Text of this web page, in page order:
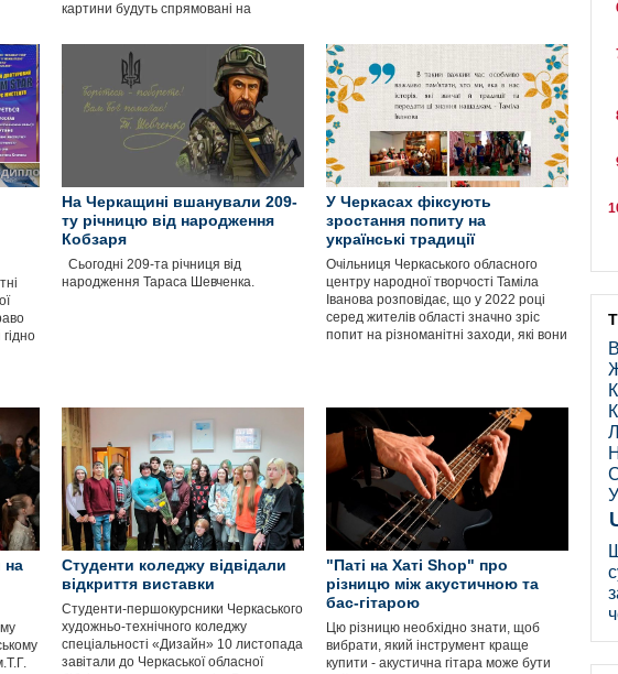
картини будуть спрямовані на
На Черкащині вшанували 209-
ту річницю від народження
Кобзаря
Сьогодні 209-та річниця від
народження Тараса Шевченка.
У Черкасах фіксують
зростання попиту на
українські традиції
Очільниця Черкаського обласного
центру народної творчості Таміла
Іванова розповідає, що у 2022 році
серед жителів області значно зріс
попит на різноманітні заходи, які вони
на
Студенти коледжу відвідали
відкриття виставки
Студенти-першокурсники Черкаського
художньо-технічного коледжу
спеціальності «Дизайн» 10 листопада
завітали до Черкаської обласної
"Паті на Хаті Shop" про
різницю між акустичною та
бас-гітарою
Цю різницю необхідно знати, щоб
вибрати, який інструмент краще
купити - акустична гітара може бути